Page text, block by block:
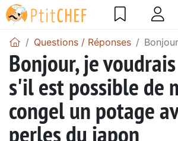
Questions / Réponses
Bonjour, je
s'il est possible de
congel un potage
perles du japon